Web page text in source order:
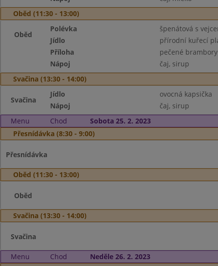
Oběd (11:30 - 13:00)
Oběd
Polévka
špenátová s
Jídlo
přírodní kuřecí
Příloha
pečené brambory
Nápoj
čaj, sirup
Svačina (13:30 - 14:00)
Svačina
Jídlo
ovocná kapsička
Nápoj
čaj, sirup
Menu
Chod
Sobota 25. 2. 2023
Přesnídávka (8:30 - 9:00)
Přesnídávka
Oběd (11:30 - 13:00)
Oběd
Svačina (13:30 - 14:00)
Svačina
Menu Chod
Neděle 26. 2. 2023